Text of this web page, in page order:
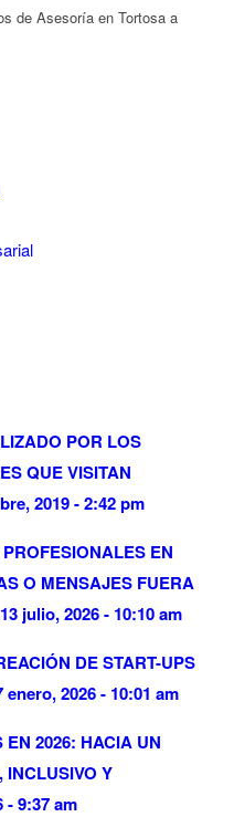
de Asesoría en Tortosa a
POR LOS
QUE VISITAN
2019 - 2:42 pm
EN
O MENSAJES FUERA
13 julio, 2026 - 10:10 am
DE START-UPS
enero, 2026 - 10:01 am
2026: HACIA UN
INCLUSIVO Y
- 9:37 am